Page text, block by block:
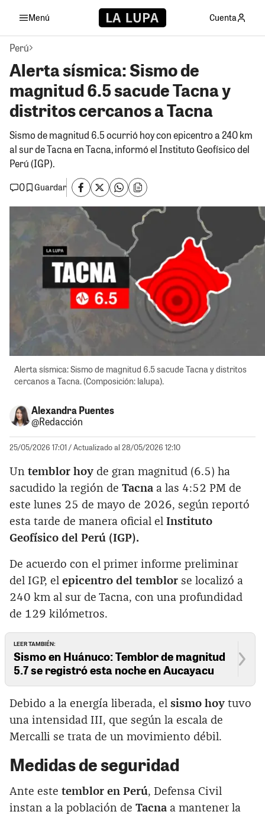
Menú Cuenta
Perú
Alerta sísmica: Sismo de
magnitud 6.5 sacude Tacna y
distritos cercanos a Tacna
Sismo de magnitud 6.5 ocurrió hoy con epicentro a 240 km
al sur de Tacna en Tacna, informó el Instituto Geofísico del
Perú (IGP).
0
Guardar
Alerta sísmica: Sismo de magnitud 6.5 sacude Tacna y distritos
cercanos a Tacna. (Composición: lalupa).
Alexandra Puentes
@Redacción
25/05/2026 17:01 / Actualizado al 28/05/2026 12:10
Un temblor hoy de gran magnitud (6.5) ha
sacudido la región de Tacna a las 4:52 PM de
este lunes 25 de mayo de 2026, según reportó
esta tarde de manera oficial el Instituto
Geofísico del Perú (IGP).
De acuerdo con el primer informe preliminar
del IGP, el epicentro del temblor se localizó a
240 km al sur de Tacna, con una profundidad
de 129 kilómetros.
LEER TAMBIÉN:
Sismo en Huánuco: Temblor de magnitud
5.7 se registró esta noche en Aucayacu
Debido a la energía liberada, el sismo hoy tuvo
una intensidad III, que según la escala de
Mercalli se trata de un movimiento débil.
Medidas de seguridad
Ante este temblor en Perú, Defensa Civil
instan a la población de Tacna a mantener la